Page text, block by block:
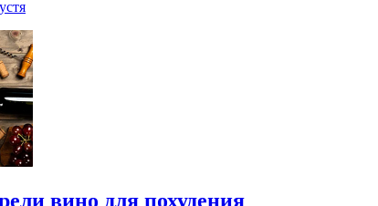
вино для похудения